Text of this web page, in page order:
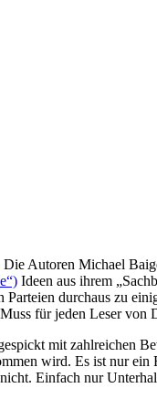
Autoren Michael
Ideen aus ihrem
durchaus zu
für jeden Leser
mit zahlreichen
wird. Es ist nur
Einfach nur